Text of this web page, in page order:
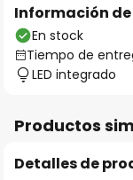
Información
En stock
Tiempo de
LED integrado
Productos
Detalles de